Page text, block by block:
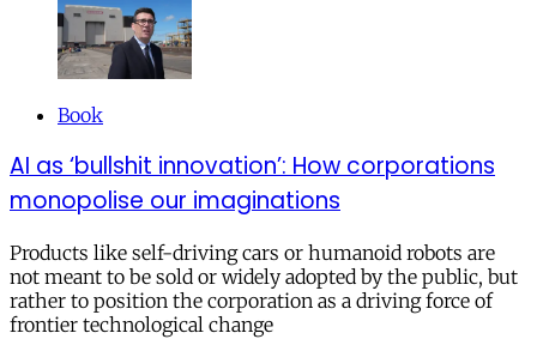
Book
AI as ‘bullshit innovation’: How corporations
monopolise our imaginations
Products like self-driving cars or humanoid robots are
not meant to be sold or widely adopted by the public, but
rather to position the corporation as a driving force of
frontier technological change